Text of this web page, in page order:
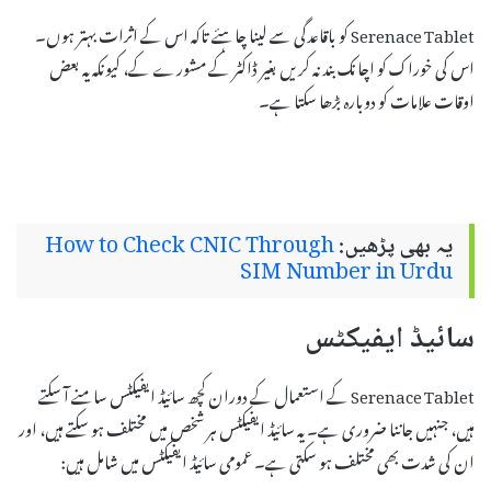
Serenace Tablet کو باقاعدگی سے لینا چاہئے تاکہ اس کے اثرات بہتر ہوں۔
اس کی خوراک کو اچانک بند نہ کریں بغیر ڈاکٹر کے مشورے کے، کیونکہ یہ بعض
اوقات علامات کو دوبارہ بڑھا سکتا ہے۔
یہ بھی پڑھیں:How to Check CNIC Through
SIM Number in Urdu
سائیڈ ایفیکٹس
Serenace Tablet کے استعمال کے دوران کچھ سائیڈ ایفیکٹس سامنے آ سکتے
ہیں، جنہیں جاننا ضروری ہے۔ یہ سائیڈ ایفیکٹس ہر شخص میں مختلف ہو سکتے ہیں، اور
ان کی شدت بھی مختلف ہو سکتی ہے۔ عمومی سائیڈ ایفیکٹس میں شامل ہیں: